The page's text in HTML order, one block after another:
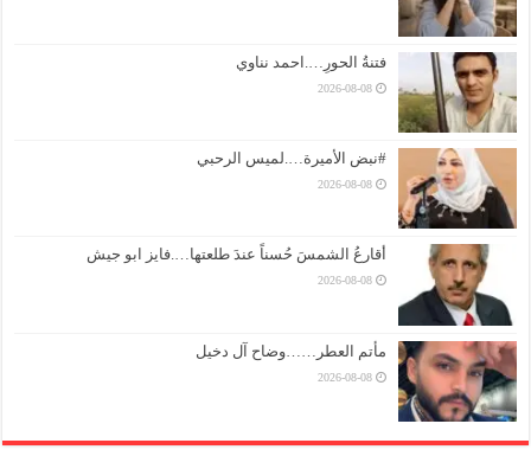
فتنةُ الحورِ….احمد نناوي
2026-08-08
#نبض الأميرة….لميس الرحبي
2026-08-08
أقارعُ الشمسَ حُسناً عندَ طلعتها….فايز ابو جيش
2026-08-08
مأتم العطر……وضاح آل دخيل
2026-08-08